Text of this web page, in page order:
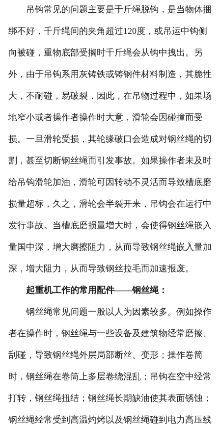
吊钩常见的问题主要是千斤绳脱钩，是当物体捆
绑不好，千斤绳间的夹角超过120度，或吊运中钩侧
向被碰，重物底部受搁时千斤绳会从钩中拽出。另
外，由于吊钩系用灰铸铁或铸钢件材料制造，其脆性
大，不耐碰，易破裂，因此，在吊物过程中，如果场
地窄小或者操作者操作时大意，滑轮会因碰撞而受
损。一旦滑轮受损，其轮缘破口会造成对钢丝绳的切
割，甚至切断钢丝绳而引发事故。如果操作者未及时
给吊钩滑轮加油，滑轮可因转动不灵活而导致槽底磨
损量超标，久之，滑轮会半裂开来，吊钩会在运行中
发行事故。当槽底磨损量增大时，会使得钢丝绳嵌入
量国中深，增大磨擦阻力，从而导致钢丝绳嵌入量加
深，增大阻力，从而导致钢丝拉毛而加速报废。
起重机工作的常用配件——钢丝绳：
钢丝绳常见问题一般以人为因素较多。例如操作
者在操作时，钢丝绳与一些设备及建筑物经常磨擦、
刮碰，导致钢丝绳外层局部断丝、变形；操作卷筒
时，钢丝绳在卷筒上多层卷绕混乱；吊钩在空中经常
打转，钢丝绳扭结；钢丝绳长期缺油使其表面锈蚀；
钢丝绳经常受到高温灼烤以及钢丝绳碰到电力高压线